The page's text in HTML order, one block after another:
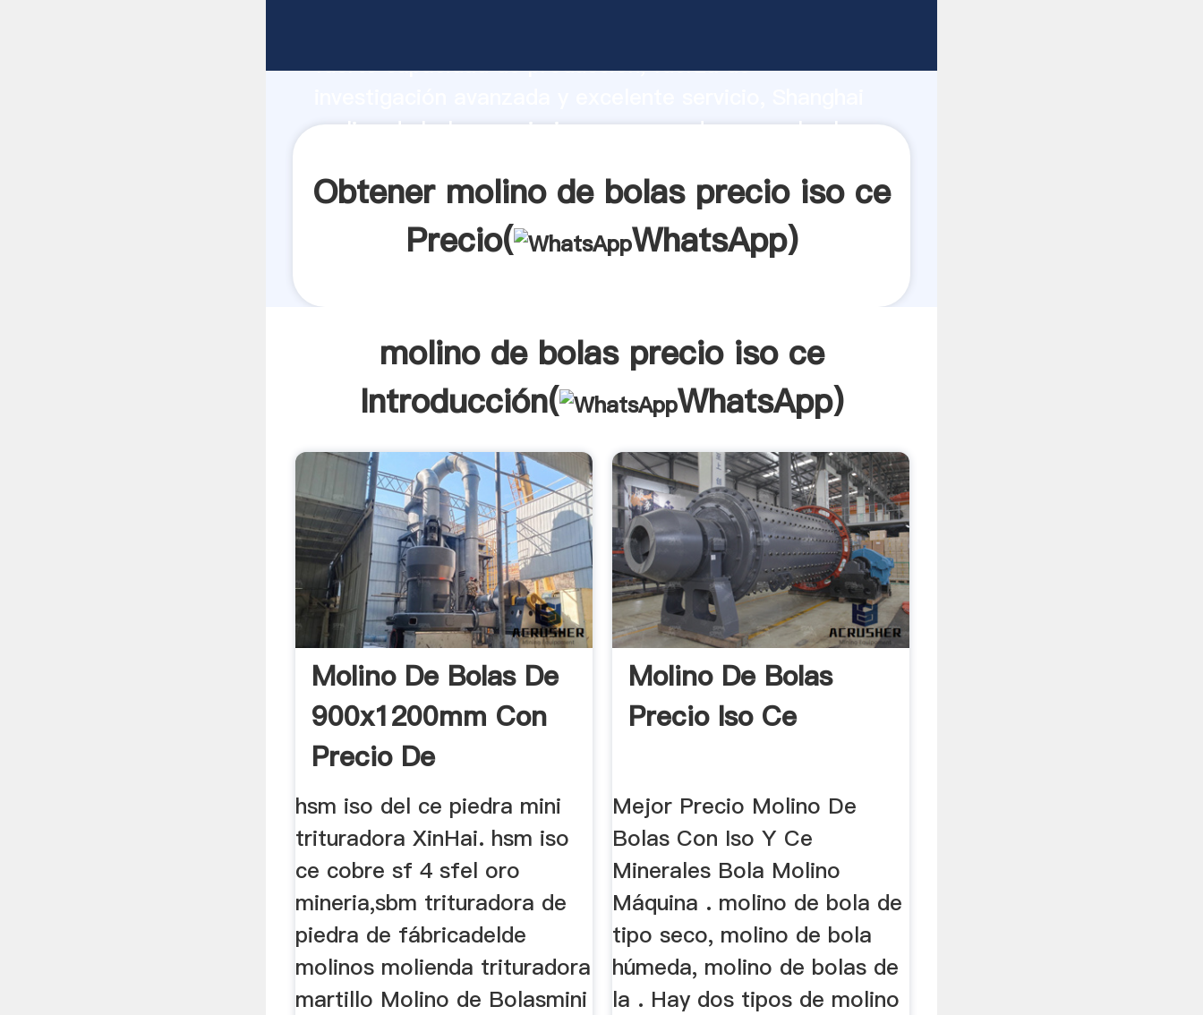
fuerte capacidad de producción, fuerza de
molino de bolas precio iso ce proveedor crea el valor y
Obtener molino de bolas precio iso ce
Precio(
WhatsApp)
molino de bolas precio iso ce
Introducción(
WhatsApp)
Molino De Bolas De
900x1200mm Con
Precio De
Cerficaciun Iso Ce
hsm iso del ce piedra mini
trituradora XinHai. hsm iso
ce cobre sf 4 sfel oro
mineria,sbm trituradora de
piedra de fábricadelde
molinos molienda trituradora
martillo Molino de Bolasmini
Molino De Bolas
Precio Iso Ce
Mejor Precio Molino De
Bolas Con Iso Y Ce
Minerales Bola Molino
Máquina . molino de bola de
tipo seco, molino de bola
húmeda, molino de bolas de
la . Hay dos tipos de molino